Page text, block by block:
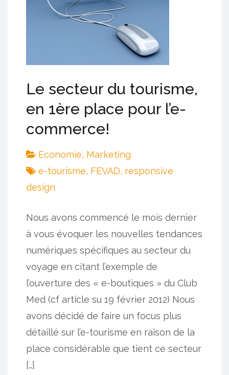
Le secteur du tourisme,
en 1ère place pour l’e-
commerce!
Economie, Marketing
e-tourisme, FEVAD, responsive
design
Nous avons commencé le mois dernier
à vous évoquer les nouvelles tendances
numériques spécifiques au secteur du
voyage en citant l’exemple de
l’ouverture des « e-boutiques » du Club
Med (cf article su 19 février 2012) Nous
avons décidé de faire un focus plus
détaillé sur l’e-tourisme en raison de la
place considérable que tient ce secteur
[…]